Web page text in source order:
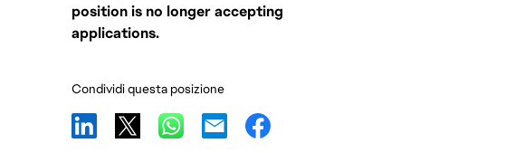
position is no longer accepting
applications.
Condividi questa posizione